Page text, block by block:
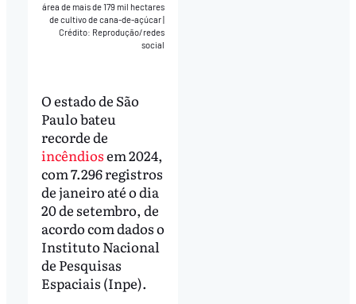
área de mais de 179 mil hectares
de cultivo de cana-de-açúcar|
Crédito: Reprodução/redes
social
O estado de São
Paulo bateu
recorde de
incêndiosem 2024,
com 7.296 registros
de janeiro até o dia
20 de setembro, de
acordo com dados o
Instituto Nacional
de Pesquisas
Espaciais (Inpe).